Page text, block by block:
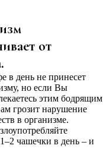
от
в день не принесет
но если Вы
этим бодрящим
грозит нарушение
в организме.
чашечки в день – и